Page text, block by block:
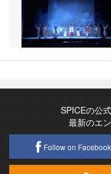
SPICEの公
最新のエ
Follow on Facebook